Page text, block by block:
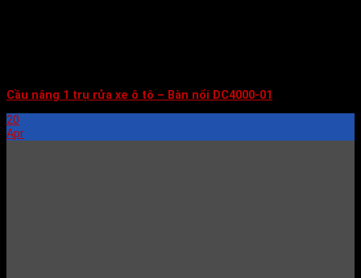
Cầu nâng 1 trụ rửa xe ô tô – Bàn nổi DC4000-01
20
Apr